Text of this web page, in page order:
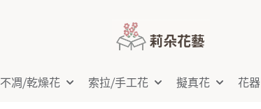
不凋⧸乾燥花 索拉⧸手工花 擬真花 花器